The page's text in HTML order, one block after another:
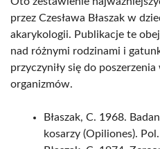
przez Czesława Błaszak w
akarykologii. Publikacje te
nad różnymi rodzinami i
przyczyniły się do
organizmów.
Błaszak, C. 1968.
kosarzy (Opiliones).